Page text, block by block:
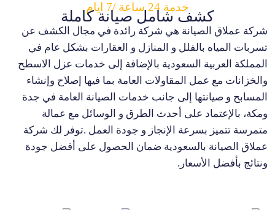
خدمة 24 ساعة /7 ايام
كشف شامل صيانة كاملة
شركة عملاق الصيانة هي شركة رائدة في مجال الكشف عن
تسربات المياه بالفلل و المنازل و العقارات بشكل عام في
المملكة العربية السعودية بالإضافة إلى خدمات عزل الاسطح
والخزانات مع عمل المقاولات العامة بما فيها إصلاح وإنشاء
المسابح و صيانتها إلى جانب خدمات الصيانة العامة في جدة
ومكة، بالإعتماد على أحدث الطرق و الوسائل مع عمالة
متمرسة تتميز بسرعة الإنجاز و جودة العمل .توفر لك شركة
عملاق الصيانة بالسعودية ضمان الحصول على أفضل جودة
ونتائج بأفضل الأسعار.